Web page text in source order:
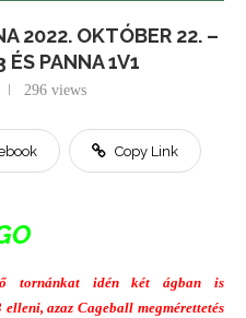
2022. OKTÓBER 22. –
PANNA 1V1
296 views
Copy Link
tornánkat idén két ágban is
azaz Cageball megmérettetés